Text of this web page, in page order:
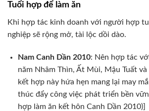
Tuổi hợp để làm ăn
Khi hợp tác kinh doanh với người hợp
nghiệp sẽ rộng mở, tài lộc dồi dào.
Nam Canh Dần 2010: Nên hợp tác
năm Nhâm Thìn, Ất Mùi, Mậu Tuất
kết hợp này hứa hẹn mang lại may
thúc đẩy công việc phát triển bền
hợp làm ăn kết hôn Canh Dần 2010)]